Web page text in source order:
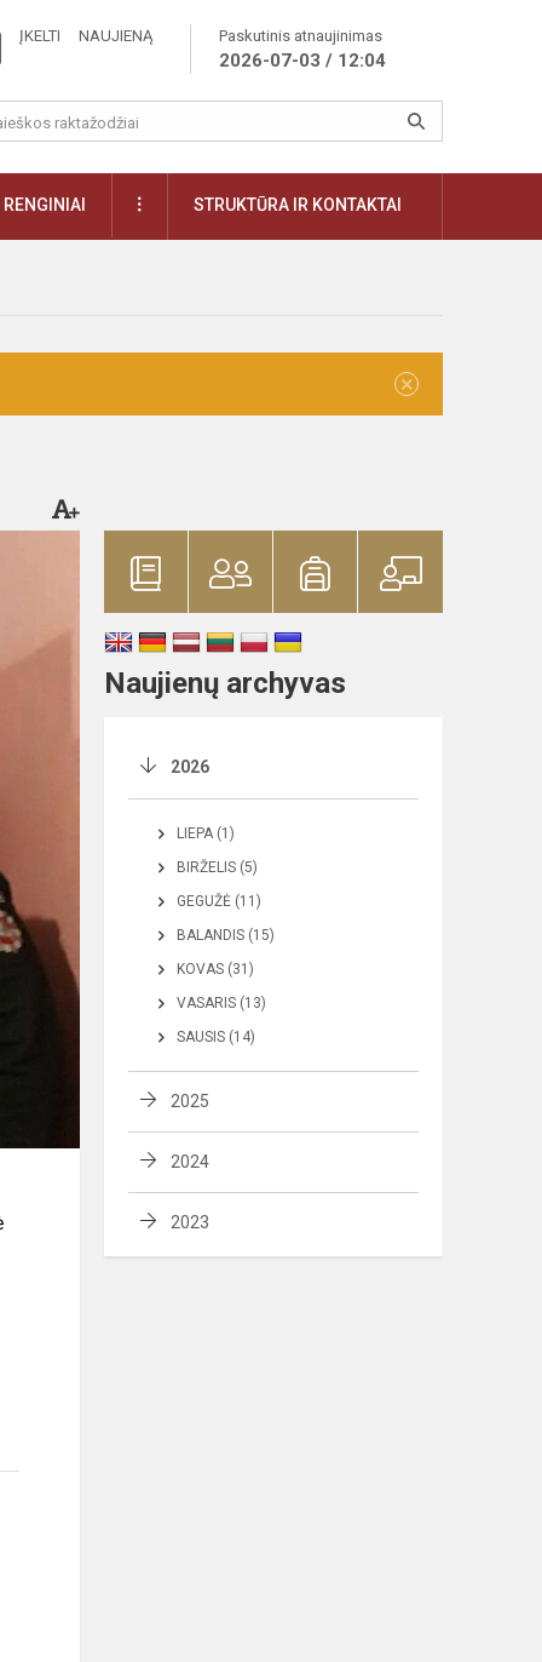
ĮKELTI NAUJIENĄ Paskutinis atnaujinimas
2026-07-03 / 12:04
RENGINIAI STRUKTŪRA IR KONTAKTAI
×
Naujienų archyvas
2026
LIEPA (1)
BIRŽELIS (5)
GEGUŽĖ (11)
BALANDIS (15)
KOVAS (31)
VASARIS (13)
SAUSIS (14)
2025
2024
2023